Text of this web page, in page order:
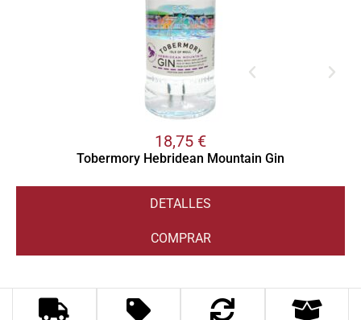
18,75 €
Tobermory Hebridean Mountain Gin
DETALLES
COMPRAR